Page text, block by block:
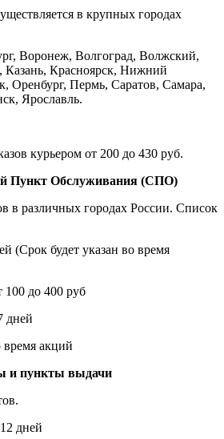
в крупных городах
Воронеж, Волгоград, Волжский,
Казань, Красноярск, Нижний
Оренбург, Пермь, Саратов, Самара,
Ярославль.
курьером от 200 до 430 руб.
Пункт Обслуживания (СПО)
в различных городах России. Список
(Срок будет указан во время
100 до 400 руб
дней
время акций
и пункты выдачи
дней